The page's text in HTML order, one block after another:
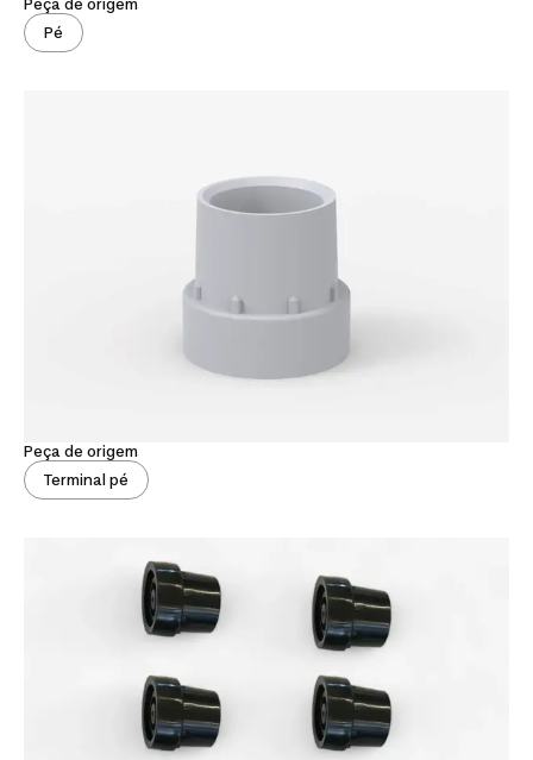
Peça de origem
Pé
Peça de origem
Terminal pé